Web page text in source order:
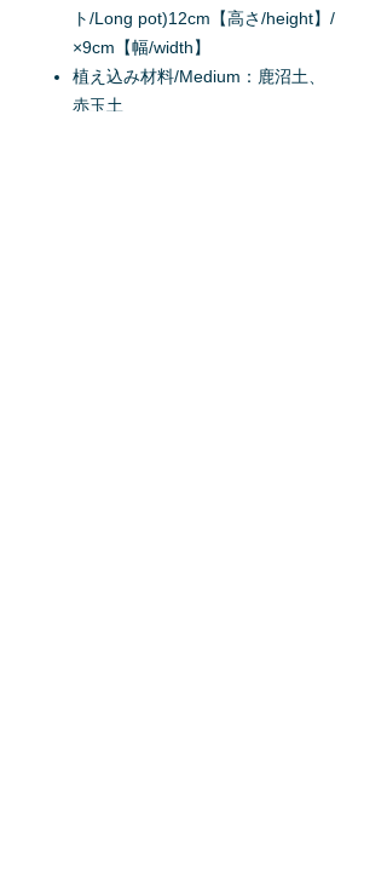
ト/Long pot)12cm【高さ/height】/
×9cm【幅/width】
植え込み材料/Medium：鹿沼土、
赤玉土